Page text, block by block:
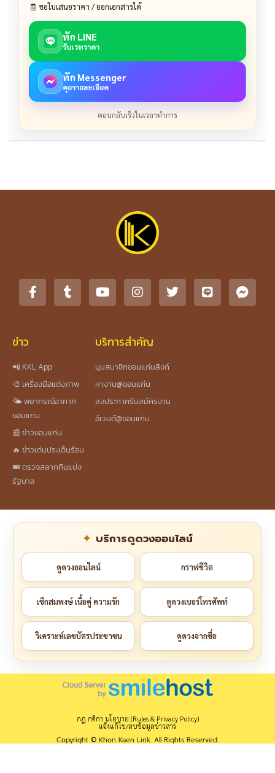
🧾 ขอใบเสนอราคา / ออกเอกสารได้
ทัก LINE
รับเรทราคา
ทัก Messenger
คุยรายละเอียด
ตอบกลับเร็วในเวลาทำการ
ข่าว
📲 KKL App
🎨 เครื่องมือแต่งภาพ
🌤️ พยากรณ์อากาศ
ขอนแก่น
📰 ข่าวขอนแก่น
🔥 ข่าวเด่นประเด็นร้อน
🎟️ ตรวจสลากกินแบ่ง
รัฐบาล
บริการสำคัญ
มุมสมาชิกขอนแก่นลิงก์
หางาน@ขอนแก่น
ลงประกาศรับสมัครงาน
อีเวนต์@ขอนแก่น
บริการดูดวงออนไลน์
ดูดวงออนไลน์ กราฟชีวิต
เช็กสมพงษ์ เนื้อคู่ ความรัก ดูดวงเบอร์โทรศัพท์
วิเคราะห์เลขบัตรประชาชน ดูดวงจากชื่อ
กฎ กติกา นโยบาย (Rules & Privacy Policy)
แจ้งแก้ไข/ลบข้อมูลข่าวสาร
Copyright © Khon Kaen Link. All Rights Reserved.